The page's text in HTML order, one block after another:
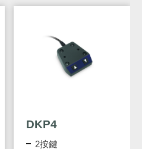
DP05
2觸摸按鍵